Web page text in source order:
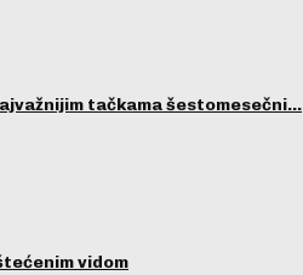
tačkama šestomesečni…
vidom